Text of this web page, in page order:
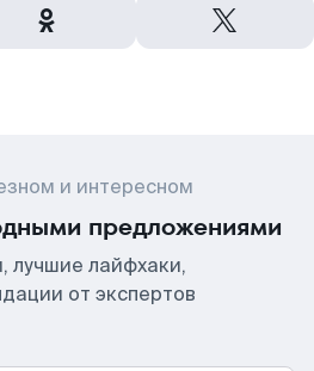
и интересном
предложениями
лучшие лайфхаки,
от экспертов